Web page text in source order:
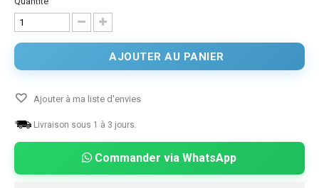
AJOUTER AU PANIER
Ajouter à ma liste d'envies
Livraison sous 1 à 3 jours.
Commander via WhatsApp